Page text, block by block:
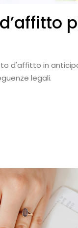
d'affitto in
legali.